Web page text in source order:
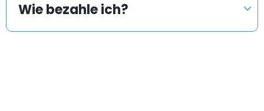
Wie bezahle ich?